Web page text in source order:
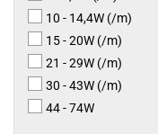
10 - 14,4W (/m)
15 - 20W (/m)
21 - 29W (/m)
30 - 43W (/m)
44 - 74W